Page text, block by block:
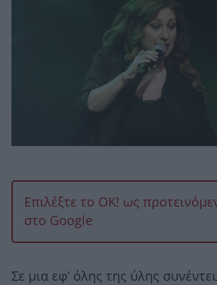
Επιλέξτε το OK! ως
στο Google
Σε μια εφ’ όλης της ύλης